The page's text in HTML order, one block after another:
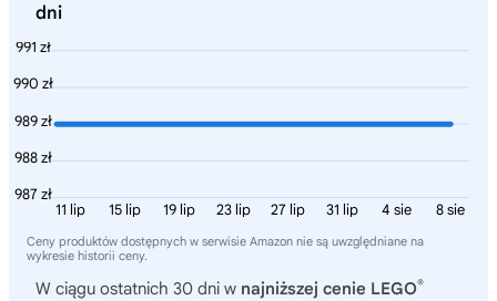
dni
991 zł
990 zł
989 zł
988 zł
987 zł
8 sie
4 sie
31 lip
27 lip
23 lip
19 lip
15 lip
11 lip
Ceny produktów dostępnych w serwisie Amazon nie są uwzględniane na
wykresie historii ceny.
W ciągu ostatnich 30 dni w najniższej cenie LEGO®